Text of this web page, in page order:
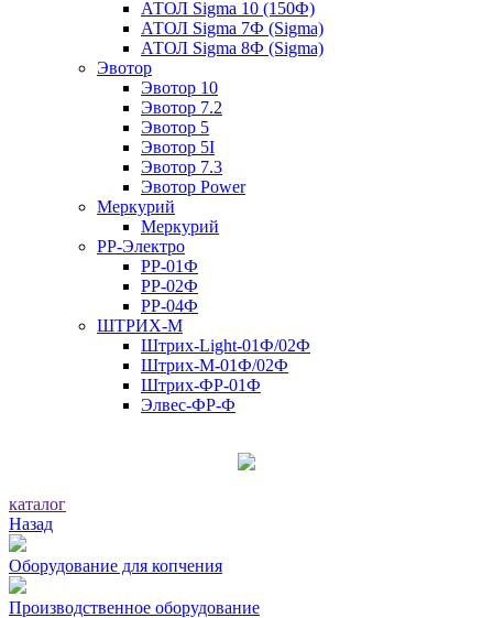
АТОЛ Sigma 10 (150Ф)
АТОЛ Sigma 7Ф (Sigma)
АТОЛ Sigma 8Ф (Sigma)
Эвотор
Эвотор 10
Эвотор 7.2
Эвотор 5
Эвотор 5I
Эвотор 7.3
Эвотор Power
Меркурий
Меркурий
РР-Электро
РР-01Ф
РР-02Ф
РР-04Ф
ШТРИХ-М
Штрих-Light-01Ф/02Ф
Штрих-М-01Ф/02Ф
Штрих-ФР-01Ф
Элвес-ФР-Ф
каталог
Назад
Оборудование для копчения
Производственное оборудование